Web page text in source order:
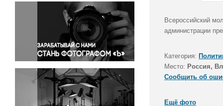
Окружающая среда
Политика
Правосудие
Происшествия и конфликты
Религия
Светская жизнь
Спорт
Экология
Всероссийский
администрации
Категория:
Место: Россия,
Сообщить об
Ещё фото